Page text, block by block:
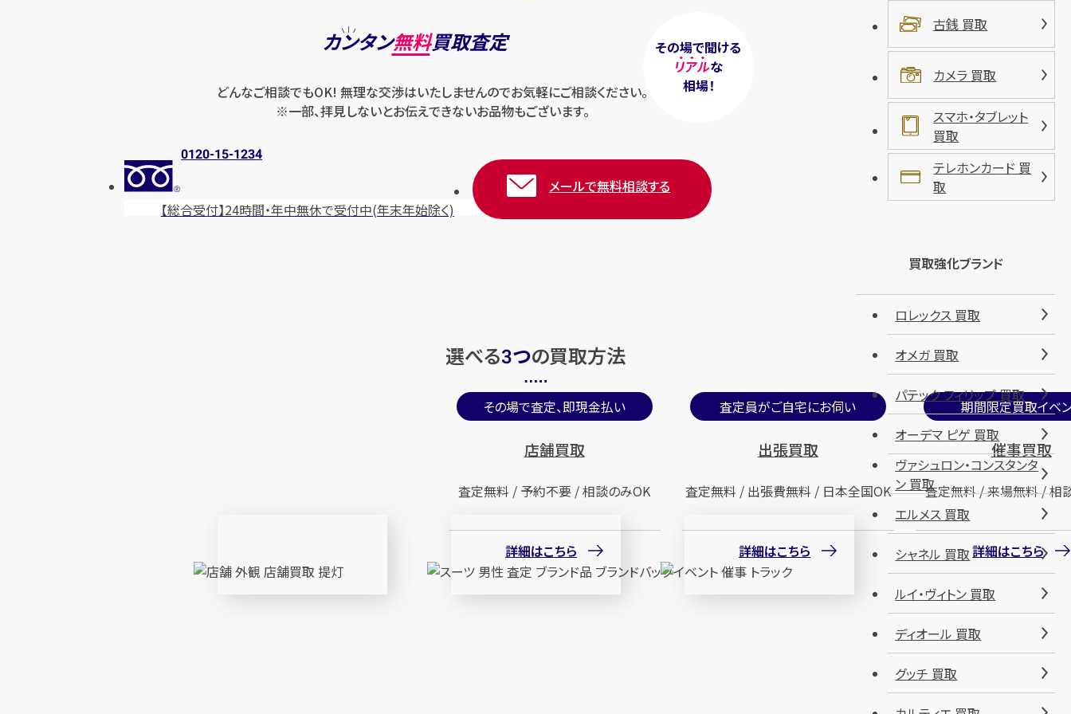
その場で聞ける
リアルな
相場！
カンタン無料買取査定
どんなご相談でもOK! 無理な交渉はいたしませんのでお気軽にご相談ください。
※一部、拝見しないとお伝えできないお品物もございます。
0120-15-1234
【総合受付】24時間・年中無休で受付中(年末年始除く)
メールで無料相談する
選べる3つの買取方法
その場で査定、即現金払い
店舗買取
査定無料 / 予約不要 / 相談のみOK
詳細はこちら
査定員がご自宅にお伺い
出張買取
査定無料 / 出張費無料 / 日本全国OK
詳細はこちら
期間限定買取イベ
催事買取
査定無料 / 来場無料 / 相
詳細はこちら
古銭 買取
カメラ 買取
スマホ・タブレット
買取
テレホンカード 買
取
買取強化ブランド
ロレックス 買取
オメガ 買取
パテック フィリップ 買取
オーデマ ピゲ 買取
ヴァシュロン・コンスタンタ
ン 買取
エルメス 買取
シャネル 買取
ルイ・ヴィトン 買取
ディオール 買取
グッチ 買取